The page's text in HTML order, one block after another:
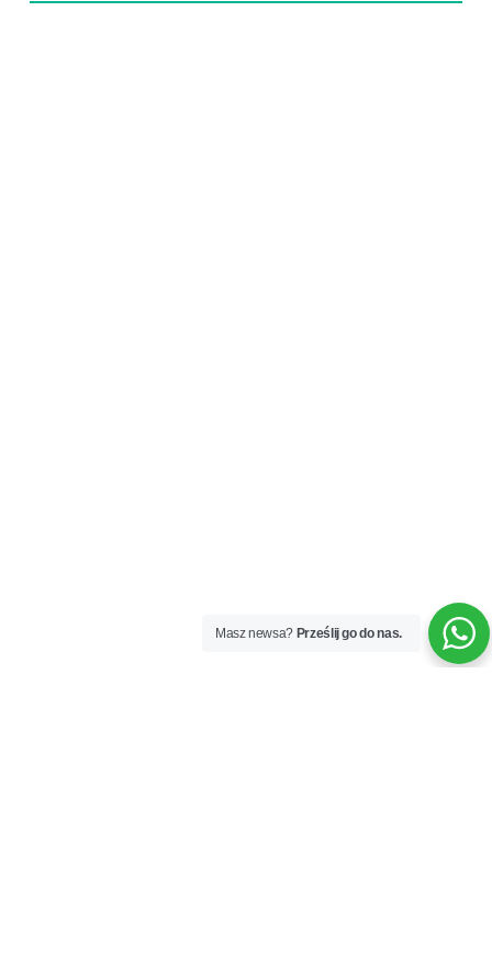
Masz newsa? Prześlij go do nas.